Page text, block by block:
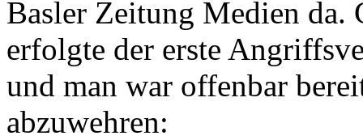
Basler Zeitung Medien da.
erfolgte der erste
und man war offenbar
abzuwehren: